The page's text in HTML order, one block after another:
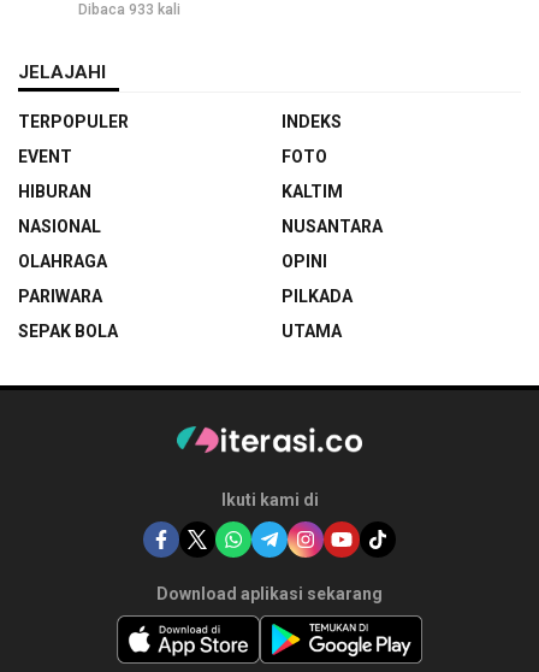
Dibaca 933 kali
JELAJAHI
TERPOPULER
INDEKS
EVENT
FOTO
HIBURAN
KALTIM
NASIONAL
NUSANTARA
OLAHRAGA
OPINI
PARIWARA
PILKADA
SEPAK BOLA
UTAMA
Ikuti kami di
Download aplikasi sekarang